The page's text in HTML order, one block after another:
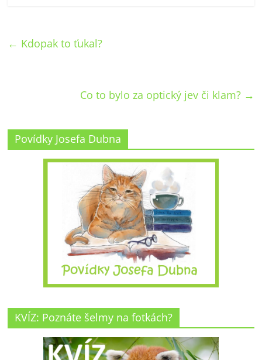
← Kdopak to ťukal?
Co to bylo za optický jev či klam? →
Povídky Josefa Dubna
KVÍZ: Poznáte šelmy na fotkách?